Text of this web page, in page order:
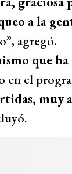
a la
agregó.
que ha
en el
muy